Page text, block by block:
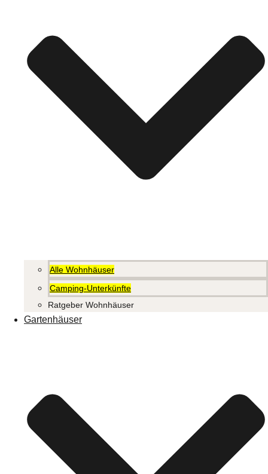
Alle Wohnhäuser
Camping-Unterkünfte
Ratgeber Wohnhäuser
Gartenhäuser